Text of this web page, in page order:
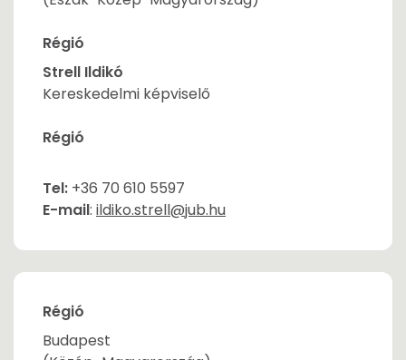
Régió
Strell Ildikó
Kereskedelmi képviselő
Régió
Tel: +36 70 610 5597
E-mail: ildiko.strell@jub.hu
Régió
Budapest